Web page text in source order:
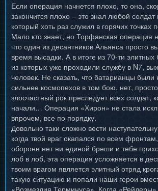
Если операция начнется плохо, то она,
закончится плохо – это знал любой
который хоть раз служил в горячих точках
Мало кто знает, но Торфанская операция
что один из десантников Альянса просто
время высадки. А в итоге из 70-ти элитных
из которых уже проходили службу в N7,
человек. Не сказать, что батарианцы были
сильнее космопехов в том бою, нет,
злосчастный рок преследует всех солдат,
начали… Операция «Хирон» не стала
впрочем, все по порядку.
Довольно таки сложно вести
когда твой враг окапался по всем
обороне нет ни единой бреши и тебе
лоб в лоб, эта операция усложняется в
твоим врагом является элитный отряд
такую ситуацию и попали наши герои